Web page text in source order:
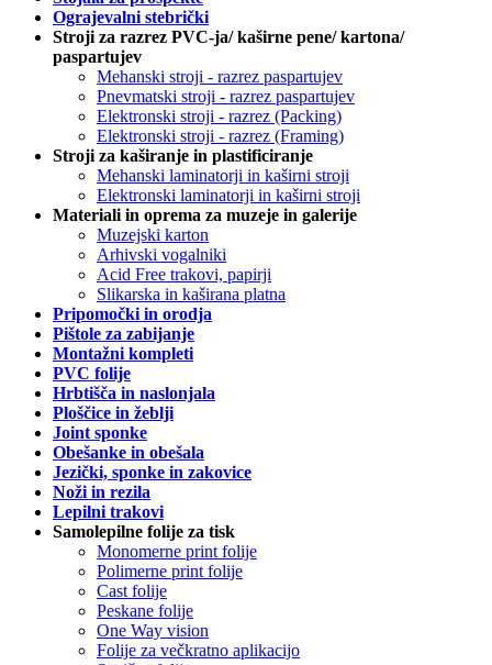
Ograjevalni stebrički
Stroji za razrez PVC-ja/ kaširne pene/ kartona/
paspartujev
Mehanski stroji - razrez paspartujev
Pnevmatski stroji - razrez paspartujev
Elektronski stroji - razrez (Packing)
Elektronski stroji - razrez (Framing)
Stroji za kaširanje in plastificiranje
Mehanski laminatorji in kaširni stroji
Elektronski laminatorji in kaširni stroji
Materiali in oprema za muzeje in galerije
Muzejski karton
Arhivski vogalniki
Acid Free trakovi, papirji
Slikarska in kaširana platna
Pripomočki in orodja
Pištole za zabijanje
Montažni kompleti
PVC folije
Hrbtišča in naslonjala
Ploščice in žeblji
Joint sponke
Obešanke in obešala
Jezički, sponke in zakovice
Noži in rezila
Lepilni trakovi
Samolepilne folije za tisk
Monomerne print folije
Polimerne print folije
Cast folije
Peskane folije
One Way vision
Folije za večkratno aplikacijo